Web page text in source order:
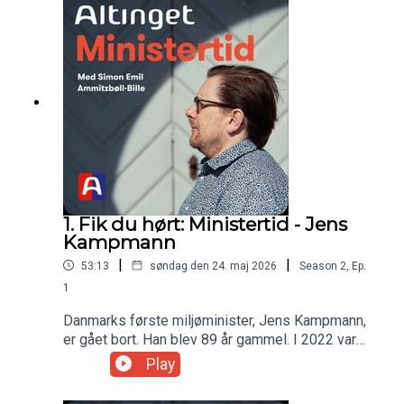
udgivet af Altinget.Denne udgave af Ministertid
blev optaget i 2023.
kronik i Jyllands-Posten.Gæst: Marie Bjerre (V),
tidligere europaminister, tidligere
digitaliseringsminister og tidligere minister for
ligestillingVært: Simon Emil Ammitzbøll-Bille,
tidligere økonomi- og indenrigsminister
1. Fik du hørt: Ministertid - Jens
Kampmann
53:13 | søndag den 24. maj 2026 | Season 2 Ep.
1
Danmarks første miljøminister, Jens Kampmann,
er gået bort. Han blev 89 år gammel. I 2022 var
han gæst i Ministertid, hvor han blandt andet
fortæller om hvordan han så på rollen som
Play